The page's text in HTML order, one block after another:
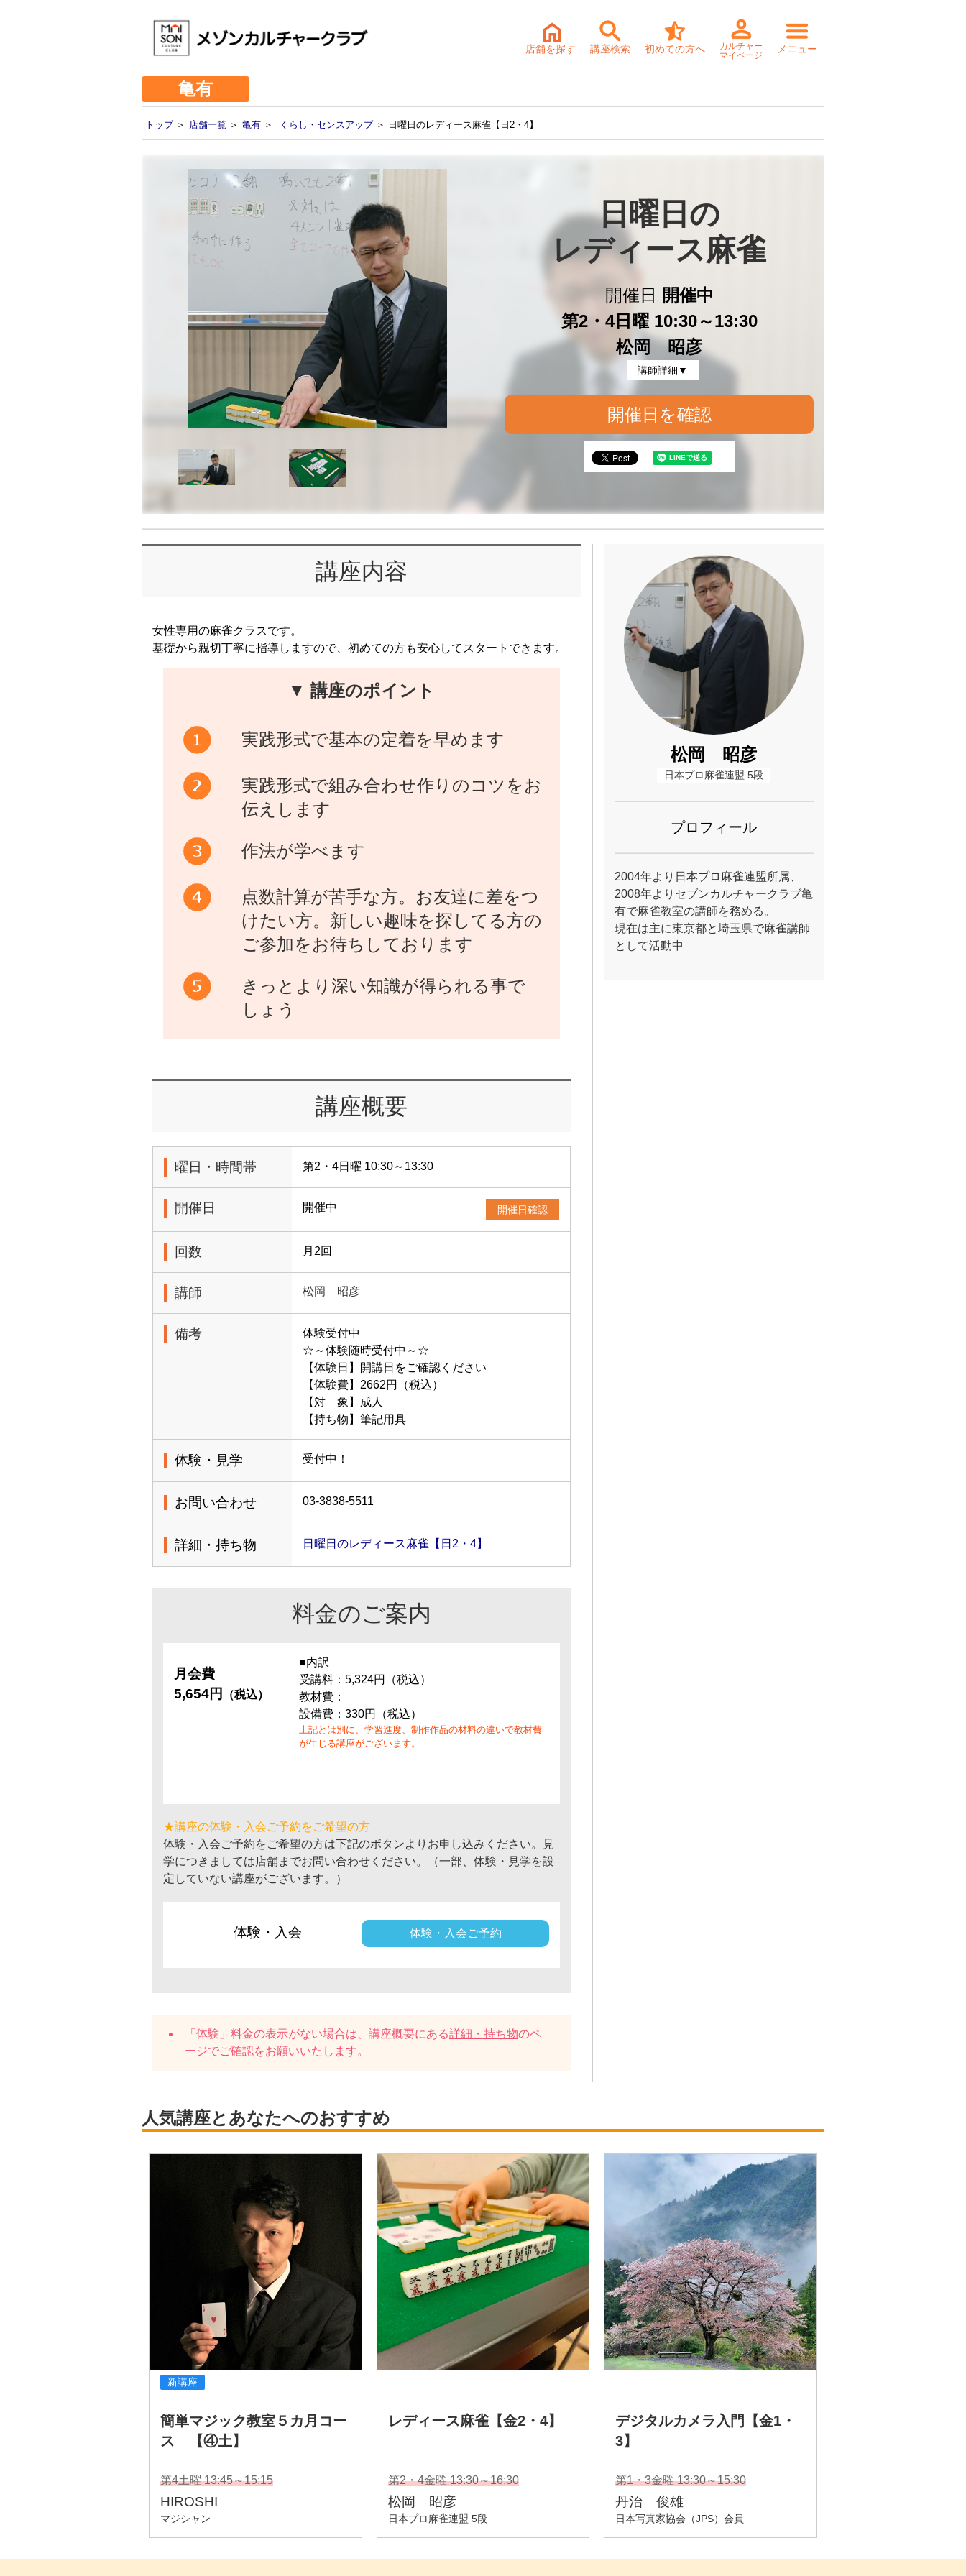
店舗を探す 講座検索 初めての方へ
カルチャー
マイページ
メニュー
亀有
トップ＞ 店舗一覧 ＞ 亀有 ＞ くらし・センスアップ＞ 日曜日のレディース麻雀【日2・4】
日曜日の
レディース麻雀
開催日
開催中
第2・4日曜 10:30～13:30
松岡 昭彦
講師詳細▼
開催日を確認
講座内容
女性専用の麻雀クラスです。
基礎から親切丁寧に指導しますので、初めての方も安心してスタートできます。
▼ 講座のポイント
実践形式で基本の定着を早めます
実践形式で組み合わせ作りのコツをお
伝えします
作法が学べます
点数計算が苦手な方。お友達に差をつ
けたい方。新しい趣味を探してる方の
ご参加をお待ちしております
きっとより深い知識が得られる事で
しょう
講座概要
曜日・時間帯 第2・4日曜 10:30～13:30
開催日 開催中 開催日確認
回数 月2回
講師 松岡 昭彦
備考
体験受付中
☆～体験随時受付中～☆
【体験日】開講日をご確認ください
【体験費】2662円（税込）
【対 象】成人
【持ち物】筆記用具
体験・見学 受付中！
お問い合わせ 03-3838-5511
詳細・持ち物 日曜日のレディース麻雀【日2・4】
料金のご案内
月会費
5,654円
（税込）
■内訳
受講料：5,324円（税込）
教材費：
設備費：330円（税込）
上記とは別に、学習進度、制作作品の材料の違いで教材費
が生じる講座がございます。
★講座の体験・入会ご予約をご希望の方
体験・入会ご予約をご希望の方は下記のボタンよりお申し込みください。見
学につきましては店舗までお問い合わせください。（一部、体験・見学を設
定していない講座がございます。）
体験・入会 体験・入会ご予約
「体験」料金の表示がない場合は、講座概要にある詳細・持ち物のペ
ージでご確認をお願いいたします。
松岡 昭彦
日本プロ麻雀連盟 5段
プロフィール
2004年より日本プロ麻雀連盟所属、
2008年よりセブンカルチャークラブ亀
有で麻雀教室の講師を務める。
現在は主に東京都と埼玉県で麻雀講師
として活動中